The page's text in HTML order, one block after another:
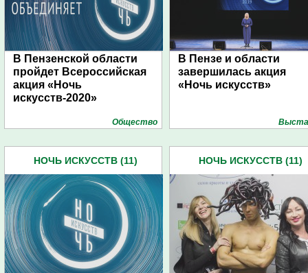
В Пензенской области
пройдет Всероссийская
акция «Ночь
искусств-2020»
Общество
В Пензе и области
завершилась акция
«Ночь искусств»
НОЧЬ ИСКУССТВ (11) НОЧЬ ИСКУССТВ (11)